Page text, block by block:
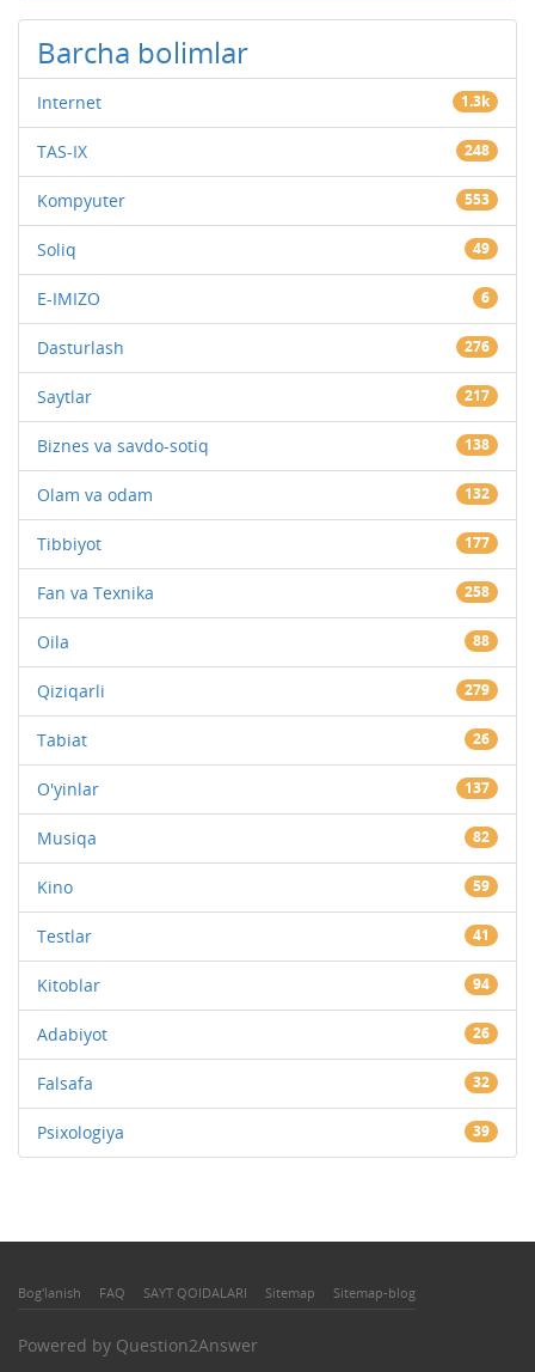
Barcha bolimlar
Internet 1.3k
TAS-IX 248
Kompyuter 553
Soliq 49
E-IMIZO 6
Dasturlash 276
Saytlar 217
Biznes va savdo-sotiq 138
Olam va odam 132
Tibbiyot 177
Fan va Texnika 258
Oila 88
Qiziqarli 279
Tabiat 26
O'yinlar 137
Musiqa 82
Kino 59
Testlar 41
Kitoblar 94
Adabiyot 26
Falsafa 32
Psixologiya 39
Bog'lanish FAQ SAYT QOIDALARI Sitemap Sitemap-blog
Powered by Question2Answer